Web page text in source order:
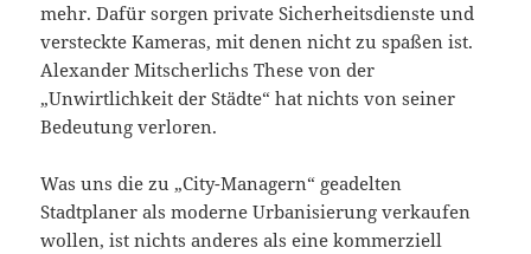
mehr. Dafür sorgen private Sicherheitsdienste und
versteckte Kameras, mit denen nicht zu spaßen ist.
Alexander Mitscherlichs These von der
„Unwirtlichkeit der Städte“ hat nichts von seiner
Bedeutung verloren.
Was uns die zu „City-Managern“ geadelten
Stadtplaner als moderne Urbanisierung verkaufen
wollen, ist nichts anderes als eine kommerziell